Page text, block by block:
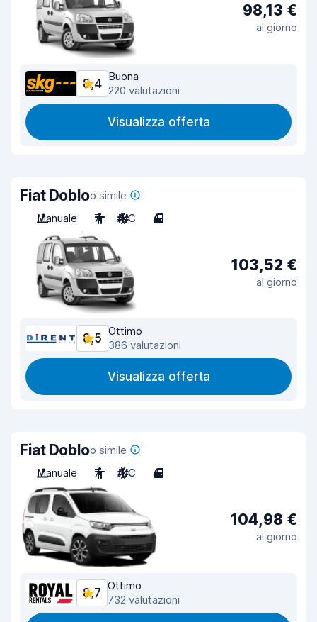
98,13 €
al giorno
8,4
Buona
220 valutazioni
Visualizza offerta
Fiat Dobloo simile
Manuale
7 A/C 4
103,52 €
al giorno
8,5
Ottimo
386 valutazioni
Visualizza offerta
Fiat Dobloo simile
Manuale
7 A/C 4
104,98 €
al giorno
8,7
Ottimo
732 valutazioni